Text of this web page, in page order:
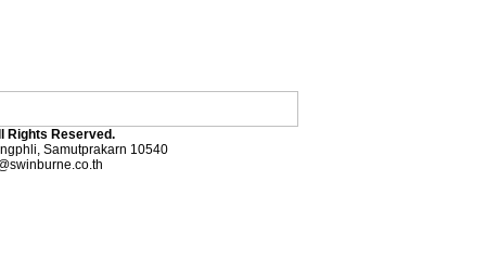
Rights Reserved.
Samutprakarn 10540